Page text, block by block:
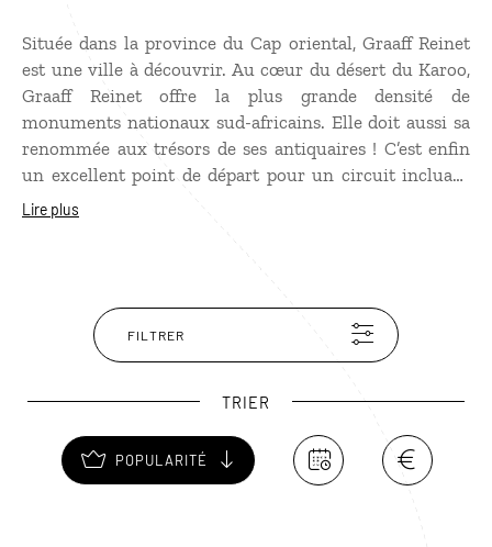
Située dans la province du Cap oriental, Graaff Reinet
est une ville à découvrir. Au cœur du désert du Karoo,
Graaff Reinet offre la plus grande densité de
monuments nationaux sud-africains. Elle doit aussi sa
renommée aux trésors de ses antiquaires ! C’est enfin
un excellent point de départ pour un circuit incluant
une randonnée au cœur des pics rocheux de la vallée de
Lire plus
FILTRER
TRIER
POPULARITÉ